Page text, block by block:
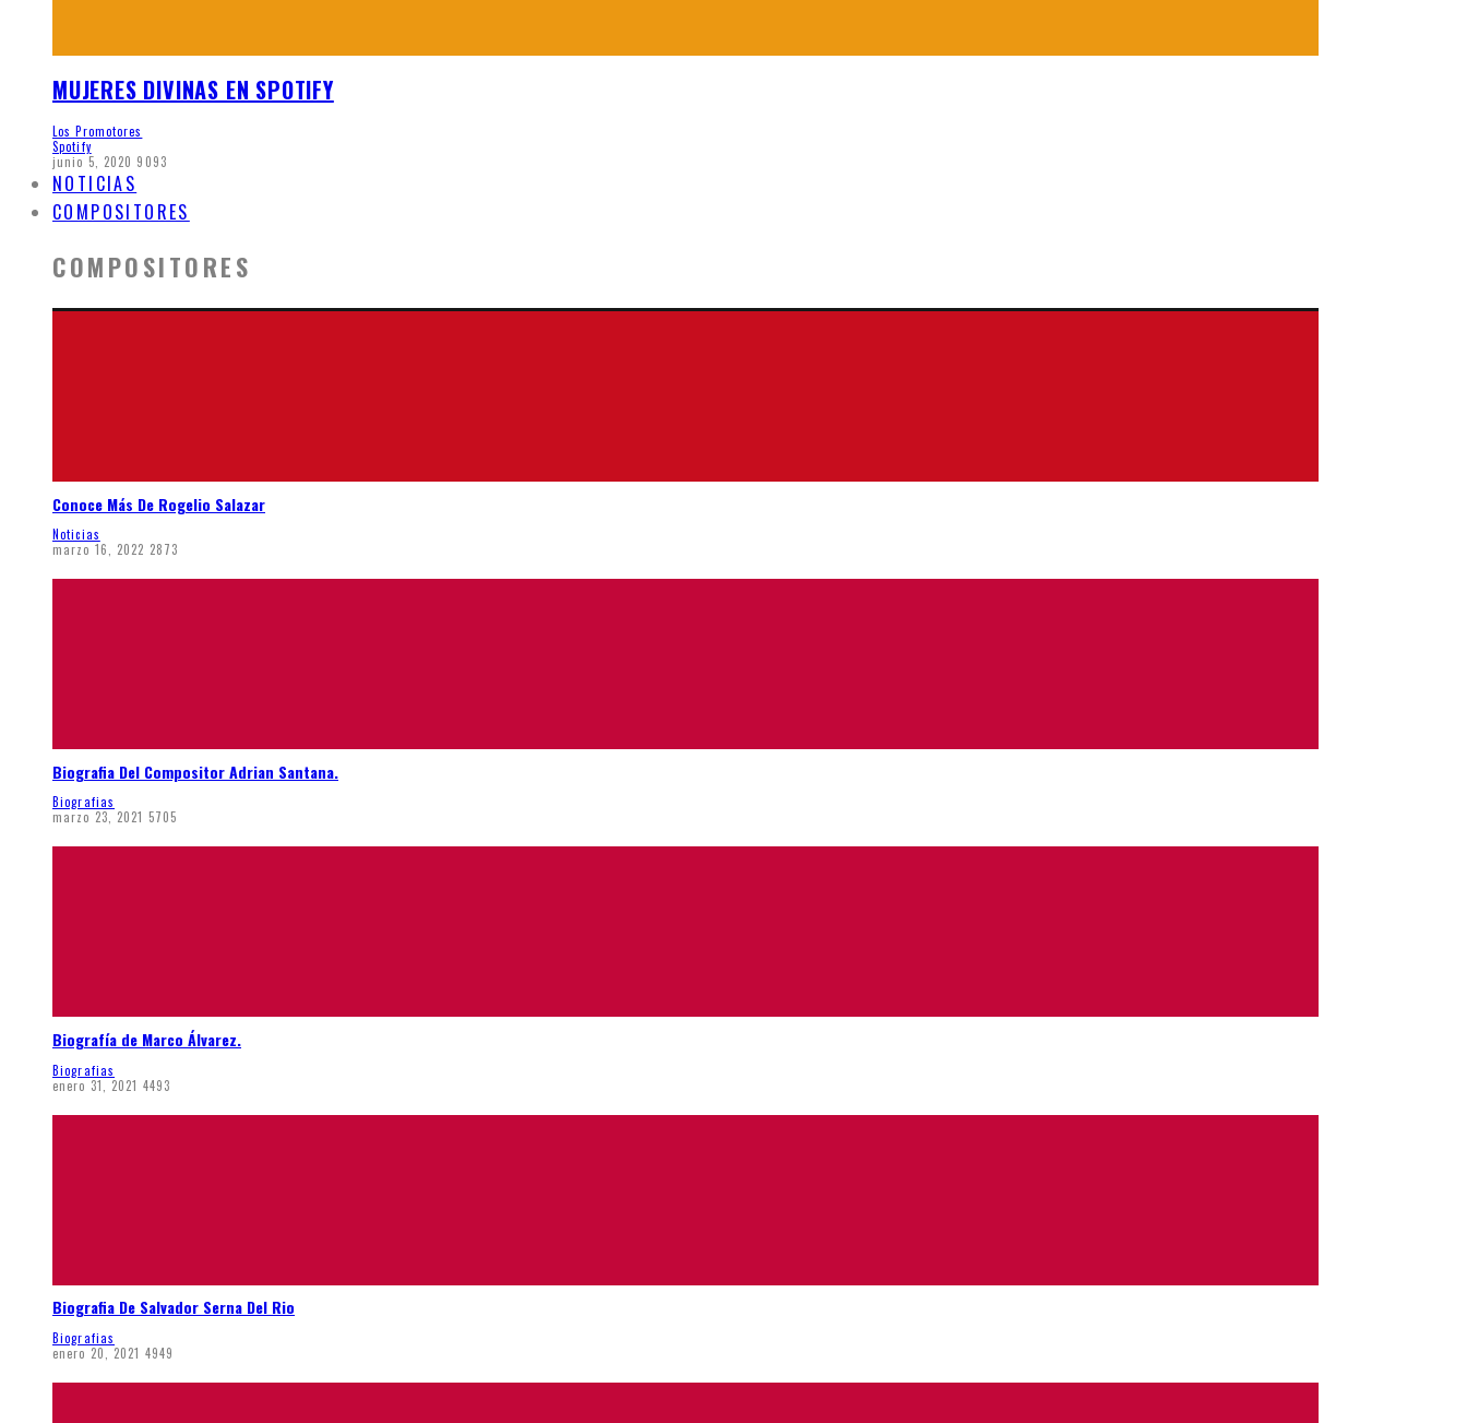
MUJERES DIVINAS EN SPOTIFY
Los Promotores
Spotify
junio 5, 2020 9093
NOTICIAS
COMPOSITORES
COMPOSITORES
Conoce Más De Rogelio Salazar
Noticias
marzo 16, 2022 2873
Biografia Del Compositor Adrian Santana.
Biografias
marzo 23, 2021 5705
Biografía de Marco Álvarez.
Biografias
enero 31, 2021 4493
Biografia De Salvador Serna Del Rio
Biografias
enero 20, 2021 4949